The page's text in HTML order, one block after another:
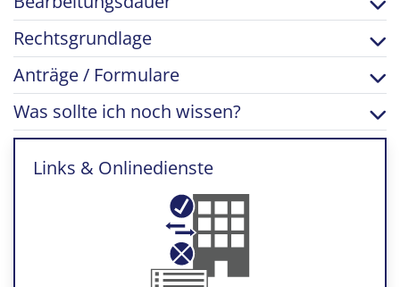
Rechtsgrundlage
Anträge / Formulare
Was sollte ich noch wissen?
Links & Onlinedienste